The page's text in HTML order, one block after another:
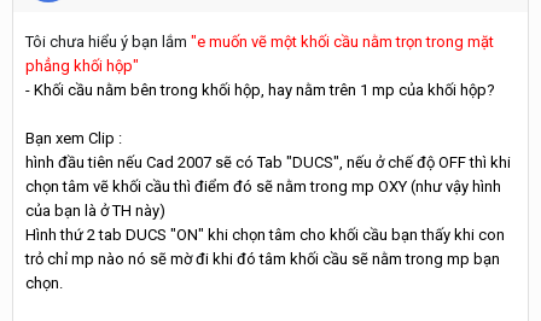
Tôi chưa hiểu ý bạn lắm "e muốn vẽ một khối cầu nằm trọn trong mặt
phẳng khối hộp"
- Khối cầu nằm bên trong khối hộp, hay nằm trên 1 mp của khối hộp?
Bạn xem Clip :
hình đầu tiên nếu Cad 2007 sẽ có Tab "DUCS", nếu ở chế độ OFF thì khi
chọn tâm vẽ khối cầu thì điểm đó sẽ nằm trong mp OXY (như vậy hình
của bạn là ở TH này)
Hình thứ 2 tab DUCS "ON" khi chọn tâm cho khối cầu bạn thấy khi con
trỏ chỉ mp nào nó sẽ mờ đi khi đó tâm khối cầu sẽ nằm trong mp bạn
chọn.